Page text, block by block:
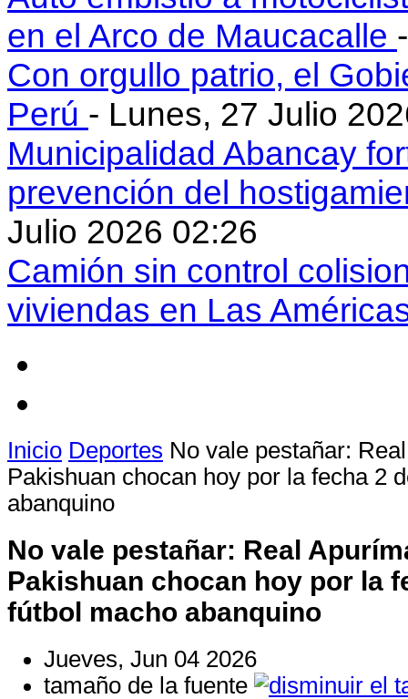
en el Arco de Maucacalle
Con orgullo patrio, el
Perú - Lunes, 27 Julio
Municipalidad Abancay
prevención del
Julio 2026 02:26
Camión sin control
viviendas en Las
Inicio Deportes No vale pestañar:
Pakishuan chocan hoy por la fecha 2
abanquino
No vale pestañar: Real
Pakishuan chocan hoy por la
fútbol macho abanquino
Jueves, Jun 04 2026
tamaño de la fuente